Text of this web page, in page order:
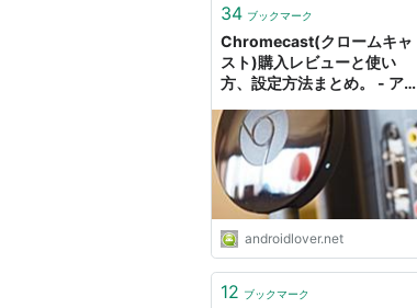
34 ブックマーク
Chromecast(クロームキャ
スト)購入レビューと使い
方、設定方法まとめ。 - アン
androidlover.net
12 ブックマーク